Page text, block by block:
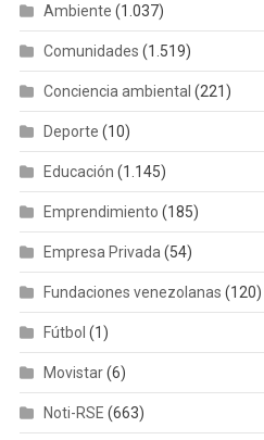
Ambiente (1.037)
Comunidades (1.519)
Conciencia ambiental (221)
Deporte (10)
Educación (1.145)
Emprendimiento (185)
Empresa Privada (54)
Fundaciones venezolanas (120)
Fútbol (1)
Movistar(6)
Noti-RSE (663)